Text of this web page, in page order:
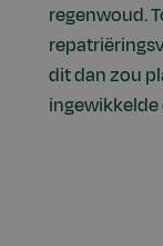
regenwoud.
dit dan zou
ingewikkelde